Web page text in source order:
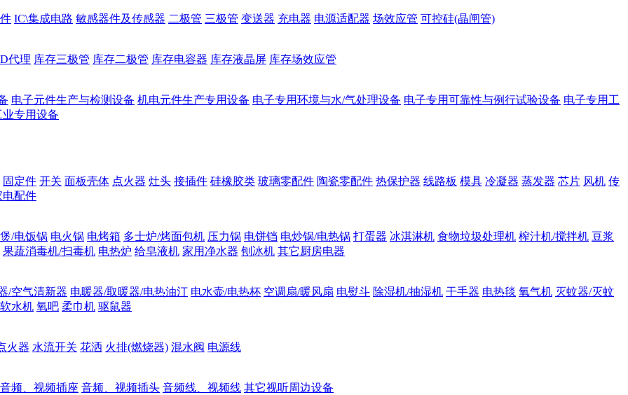
IC\集成电路 敏感器件及传感器 二极管 三极管 变送器 充电器 电源适配器 场效应管 可控硅(晶闸管)
代理 库存三极管 库存二极管 库存电容器 库存液晶屏 库存场效应管
电子元件生产与检测设备 机电元件生产专用设备 电子专用环境与水/气处理设备 电子专用可靠性与例行试验设备 电子专用工
专用设备
固定件 开关 面板壳体 点火器 灶头 接插件 硅橡胶类 玻璃零配件 陶瓷零配件 热保护器 线路板 模具 冷凝器 蒸发器 芯片 风机 传
电配件
/电饭锅 电火锅 电烤箱 多士炉/烤面包机 压力锅 电饼铛 电炒锅/电热锅 打蛋器 冰淇淋机 食物垃圾处理机 榨汁机/搅拌机 豆浆
果蔬消毒机/扫毒机 电热炉 给皂液机 家用净水器 刨冰机 其它厨房电器
/空气清新器 电暖器/取暖器/电热油汀 电水壶/电热杯 空调扇/暖风扇 电熨斗 除湿机/抽湿机 干手器 电热毯 氧气机 灭蚊器/灭蚊
软水机 氧吧 柔巾机 驱鼠器
火器 水流开关 花洒 火排(燃烧器) 混水阀 电源线
音频、视频插座 音频、视频插头 音频线、视频线 其它视听周边设备